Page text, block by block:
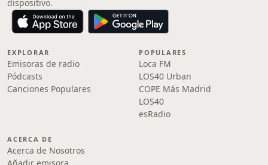
dispositivo.
EXPLORAR
Emisoras de radio
Pódcasts
Canciones Populares
POPULARES
Loca FM
LOS40 Urban
COPE Más Madrid
LOS40
esRadio
ACERCA DE
Acerca de Nosotros